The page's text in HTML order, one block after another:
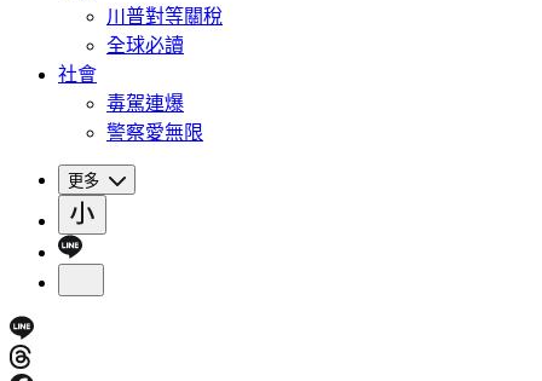
川普對等關稅
全球必讀
社會
毒駕連爆
警察愛無限
更多